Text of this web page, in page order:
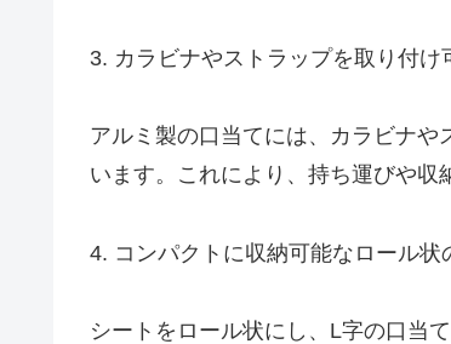
3. カラビナやストラップを取り付け
アルミ製の口当てには、カラビナ
います。これにより、持ち運びや収
4. コンパクトに収納可能なロール状
シートをロール状にし、L字の口当